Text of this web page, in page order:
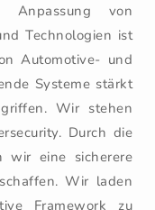
Anpassung von
Technologien ist
Automotive- und
Systeme stärkt
Wir stehen
Durch die
wir eine sicherere
Wir laden
Framework zu